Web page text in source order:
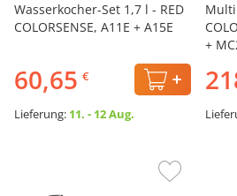
Wasserkocher-Set 1,7 l - RED
COLORSENSE, A11E + A15E
60,65 €
Lieferung: 11. - 12 Aug.
+